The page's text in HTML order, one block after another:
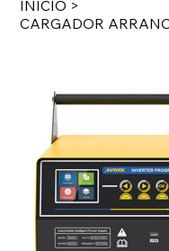
INICIO >